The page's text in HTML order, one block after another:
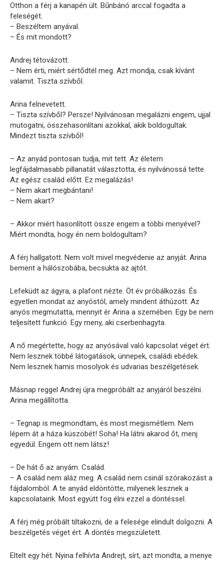
Otthon a férj a kanapén ült. Bűnbánó arccal fogadta a
feleségét.
– Beszéltem anyával.
– És mit mondott?
Andrej tétovázott.
– Nem érti, miért sértődtél meg. Azt mondja, csak kívánt
valamit. Tiszta szívből.
Arina felnevetett.
– Tiszta szívből? Persze! Nyilvánosan megalázni engem, ujjal
mutogatni, összehasonlítani azokkal, akik boldogultak.
Mindezt tiszta szívből!
– Az anyád pontosan tudja, mit tett. Az életem
legfájdalmasabb pillanatát választotta, és nyilvánossá tette.
Az egész család előtt. Ez megalázás!
– Nem akart megbántani!
– Nem akart?
– Akkor miért hasonlított össze engem a többi menyével?
Miért mondta, hogy én nem boldogultam?
A férj hallgatott. Nem volt mivel megvédenie az anyját. Arina
bement a hálószobába, becsukta az ajtót.
Lefeküdt az ágyra, a plafont nézte. Öt év próbálkozás. És
egyetlen mondat az anyóstól, amely mindent áthúzott. Az
anyós megmutatta, mennyit ér Arina a szemében. Egy be nem
teljesített funkció. Egy meny, aki cserbenhagyta.
A nő megértette, hogy az anyósával való kapcsolat véget ért.
Nem lesznek többé látogatások, ünnepek, családi ebédek.
Nem lesznek hamis mosolyok és udvarias beszélgetések.
Másnap reggel Andrej újra megpróbált az anyjáról beszélni.
Arina megállította.
– Tegnap is megmondtam, és most megismétlem. Nem
lépem át a háza küszöbét! Soha! Ha látni akarod őt, menj
egyedül. Engem ott nem látsz!
– De hát ő az anyám. Család.
– A család nem aláz meg. A család nem csinál szórakozást a
fájdalomból. A te anyád eldöntötte, milyenek lesznek a
kapcsolataink. Most együtt fog élni ezzel a döntéssel.
A férj még próbált tiltakozni, de a felesége elindult dolgozni. A
beszélgetés véget ért. A döntés megszületett.
Eltelt egy hét. Nyina felhívta Andrejt, sírt, azt mondta, a menye